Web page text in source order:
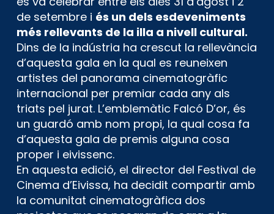
de setembre i és un dels esdeveniments
més rellevants de la illa a nivell cultural.
Dins de la indústria ha crescut la rellevància
d’aquesta gala en la qual es reuneixen
artistes del panorama cinematogràfic
internacional per premiar cada any als
triats pel jurat. L’emblemàtic Falcó D’or, és
un guardó amb nom propi, la qual cosa fa
d’aquesta gala de premis alguna cosa
proper i eivissenc.
En aquesta edició, el director del Festival de
Cinema d’Eivissa, ha decidit compartir amb
la comunitat cinematogràfica dos